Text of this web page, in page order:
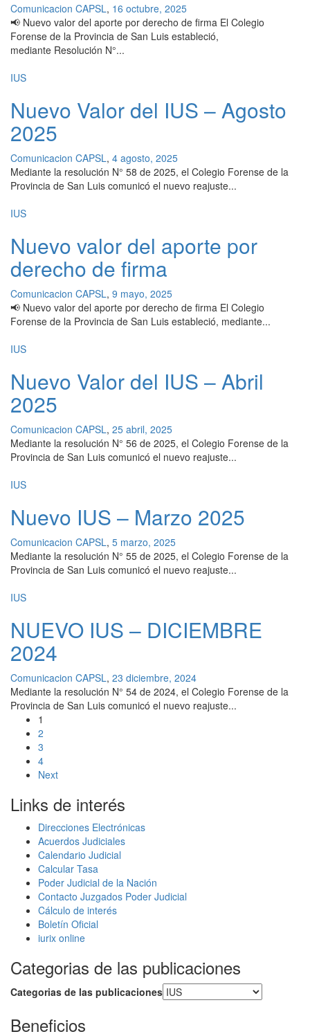
Comunicacion CAPSL, 16 octubre, 2025
📢 Nuevo valor del aporte por derecho de firma El Colegio
Forense de la Provincia de San Luis estableció,
mediante Resolución N°...
IUS
Nuevo Valor del IUS – Agosto
2025
Comunicacion CAPSL, 4 agosto, 2025
Mediante la resolución N° 58 de 2025, el Colegio Forense de la
Provincia de San Luis comunicó el nuevo reajuste...
IUS
Nuevo valor del aporte por
derecho de firma
Comunicacion CAPSL, 9 mayo, 2025
📢 Nuevo valor del aporte por derecho de firma El Colegio
Forense de la Provincia de San Luis estableció, mediante...
IUS
Nuevo Valor del IUS – Abril
2025
Comunicacion CAPSL, 25 abril, 2025
Mediante la resolución N° 56 de 2025, el Colegio Forense de la
Provincia de San Luis comunicó el nuevo reajuste...
IUS
Nuevo IUS – Marzo 2025
Comunicacion CAPSL, 5 marzo, 2025
Mediante la resolución N° 55 de 2025, el Colegio Forense de la
Provincia de San Luis comunicó el nuevo reajuste...
IUS
NUEVO IUS – DICIEMBRE
2024
Comunicacion CAPSL, 23 diciembre, 2024
Mediante la resolución N° 54 de 2024, el Colegio Forense de la
Provincia de San Luis comunicó el nuevo reajuste...
1
2
3
4
Next
Links de interés
Direcciones Electrónicas
Acuerdos Judiciales
Calendario Judicial
Calcular Tasa
Poder Judicial de la Nación
Contacto Juzgados Poder Judicial
Cálculo de interés
Boletín Oficial
iurix online
Categorias de las publicaciones
Categorias de las publicaciones
Beneficios